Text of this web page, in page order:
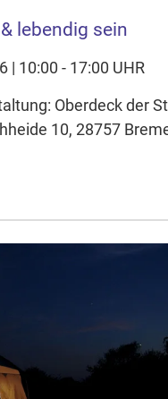
lebendig sein
| 10:00 - 17:00 UHR
Oberdeck der
10, 28757